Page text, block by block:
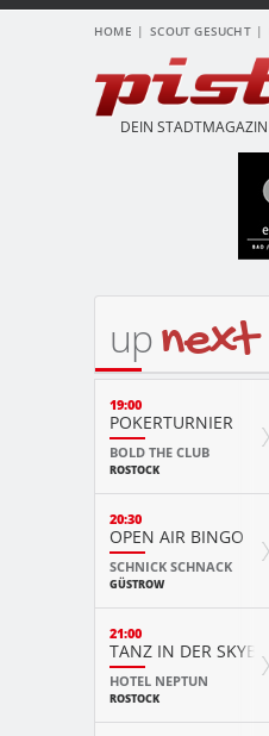
HOME SCOUT GESUCHT
DEIN STADTMAGAZIN
upnext
19:00
POKERTURNIER
BOLD THE CLUB
ROSTOCK
20:30
OPEN AIR BINGO
SCHNICK SCHNACK
GÜSTROW
21:00
TANZ IN DER SKYBAR
HOTEL NEPTUN
ROSTOCK